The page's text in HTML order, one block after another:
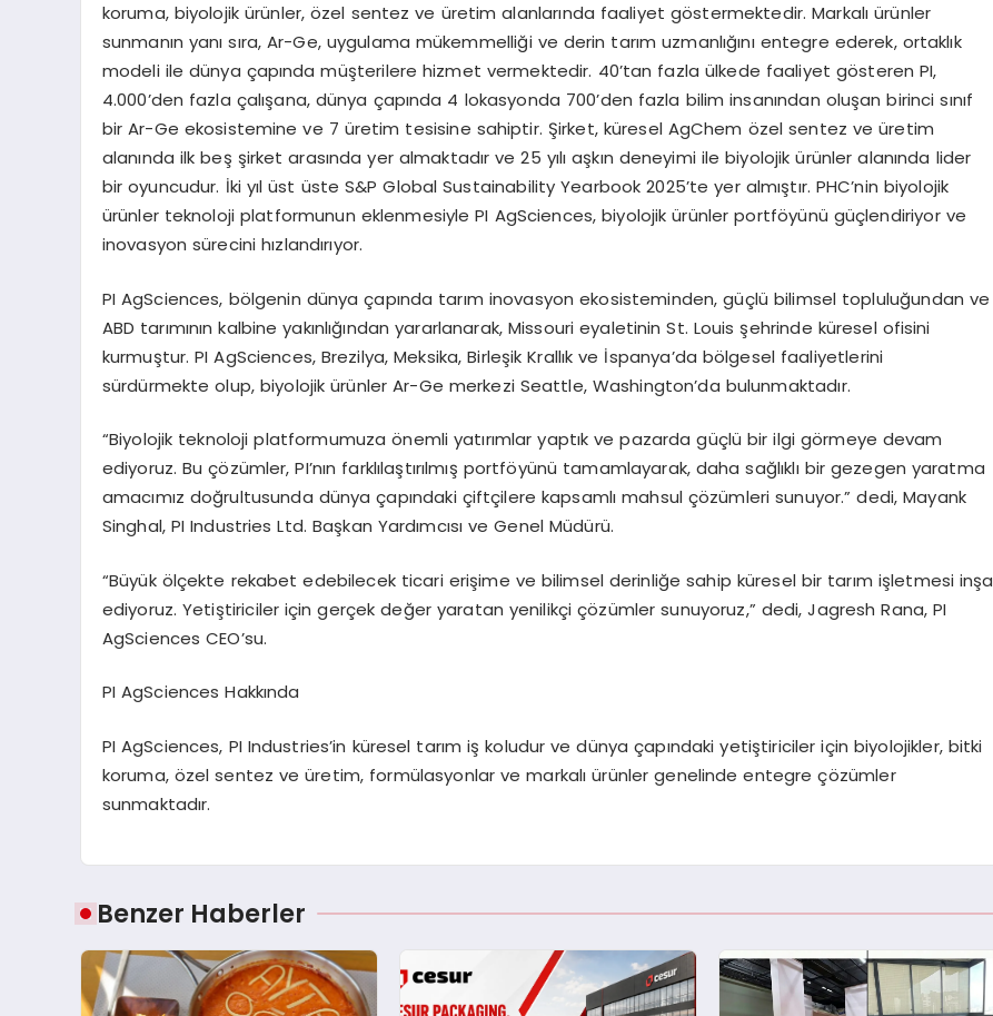
koruma, biyolojik ürünler, özel sentez ve üretim alanlarında faaliyet göstermektedir. Markalı ürünler
sunmanın yanı sıra, Ar-Ge, uygulama mükemmelliği ve derin tarım uzmanlığını entegre ederek, ortaklık
modeli ile dünya çapında müşterilere hizmet vermektedir. 40’tan fazla ülkede faaliyet gösteren PI,
4.000’den fazla çalışana, dünya çapında 4 lokasyonda 700’den fazla bilim insanından oluşan birinci sınıf
bir Ar-Ge ekosistemine ve 7 üretim tesisine sahiptir. Şirket, küresel AgChem özel sentez ve üretim
alanında ilk beş şirket arasında yer almaktadır ve 25 yılı aşkın deneyimi ile biyolojik ürünler alanında lider
bir oyuncudur. İki yıl üst üste S&P Global Sustainability Yearbook 2025’te yer almıştır. PHC’nin biyolojik
ürünler teknoloji platformunun eklenmesiyle PI AgSciences, biyolojik ürünler portföyünü güçlendiriyor ve
inovasyon sürecini hızlandırıyor.
PI AgSciences, bölgenin dünya çapında tarım inovasyon ekosisteminden, güçlü bilimsel topluluğundan ve
ABD tarımının kalbine yakınlığından yararlanarak, Missouri eyaletinin St. Louis şehrinde küresel ofisini
kurmuştur. PI AgSciences, Brezilya, Meksika, Birleşik Krallık ve İspanya’da bölgesel faaliyetlerini
sürdürmekte olup, biyolojik ürünler Ar-Ge merkezi Seattle, Washington’da bulunmaktadır.
“Biyolojik teknoloji platformumuza önemli yatırımlar yaptık ve pazarda güçlü bir ilgi görmeye devam
ediyoruz. Bu çözümler, PI’nın farklılaştırılmış portföyünü tamamlayarak, daha sağlıklı bir gezegen yaratma
amacımız doğrultusunda dünya çapındaki çiftçilere kapsamlı mahsul çözümleri sunuyor.” dedi, Mayank
Singhal, PI Industries Ltd. Başkan Yardımcısı ve Genel Müdürü.
“Büyük ölçekte rekabet edebilecek ticari erişime ve bilimsel derinliğe sahip küresel bir tarım işletmesi inşa
ediyoruz. Yetiştiriciler için gerçek değer yaratan yenilikçi çözümler sunuyoruz,” dedi, Jagresh Rana, PI
AgSciences CEO’su.
PI AgSciences Hakkında
PI AgSciences, PI Industries’in küresel tarım iş koludur ve dünya çapındaki yetiştiriciler için biyolojikler, bitki
koruma, özel sentez ve üretim, formülasyonlar ve markalı ürünler genelinde entegre çözümler
sunmaktadır.
Benzer Haberler